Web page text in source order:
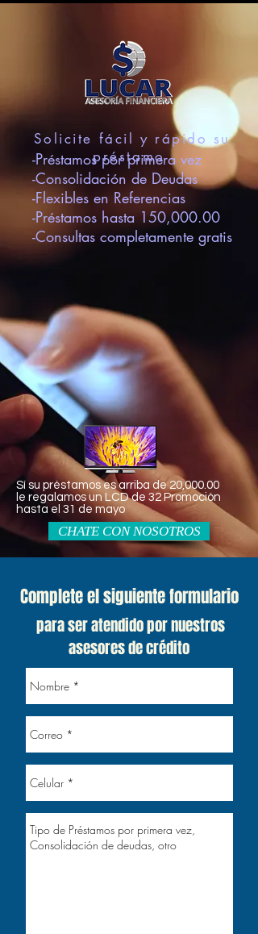
Solicite fácil y rápido su
préstamo
-Préstamos por primera vez
-Consolidación de Deudas
-Flexibles en Referencias
-Préstamos hasta 150,000.00
-Consultas completamente gratis
Sí su préstamos es arriba de 20,000.00
le regalamos un LCD de 32 Promoción
hasta el 31 de mayo
CHATE CON NOSOTROS
Complete el siguiente formulario
para ser atendido por nuestros
asesores de crédito